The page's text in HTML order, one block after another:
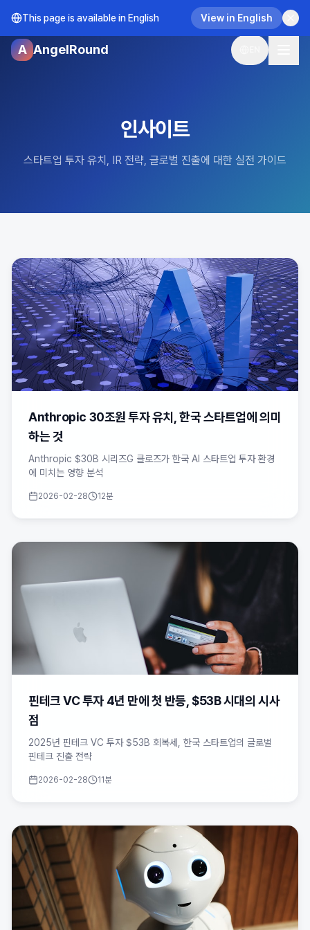
This page is available in English View in English
A AngelRound
인사이트
스타트업 투자 유치, IR 전략, 글로벌 진출에 대한 실전 가이드
Anthropic 30조원 투자 유치, 한국 스타트업에 의미
하는 것
Anthropic $30B 시리즈G 클로즈가 한국 AI 스타트업 투자 환경
에 미치는 영향 분석
2026-02-28 12분
핀테크 VC 투자 4년 만에 첫 반등, $53B 시대의 시사
점
2025년 핀테크 VC 투자 $53B 회복세, 한국 스타트업의 글로벌
핀테크 진출 전략
2026-02-28 11분